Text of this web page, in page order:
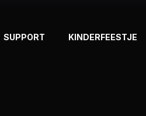
SUPPORT KINDERFEESTJE